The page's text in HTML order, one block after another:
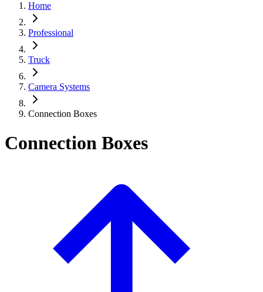
Home
Professional
Truck
Camera Systems
Connection Boxes
Connection Boxes